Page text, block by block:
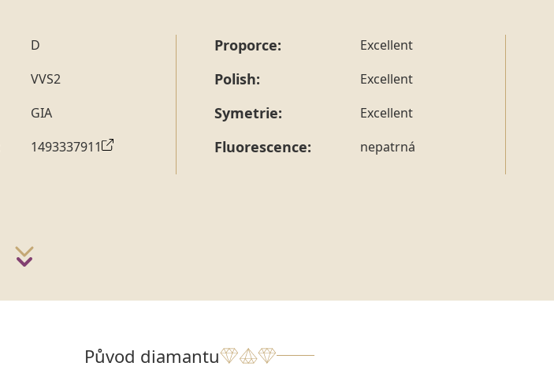
D
VVS2
GIA
1493337911
Proporce: Excellent
Polish: Excellent
Symetrie: Excellent
Fluorescence: nepatrná
Původ diamantu